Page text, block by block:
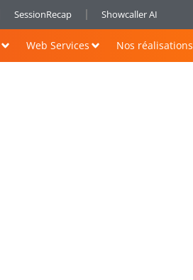
SessionRecap Showcaller AI
Web Services Nos réalisations